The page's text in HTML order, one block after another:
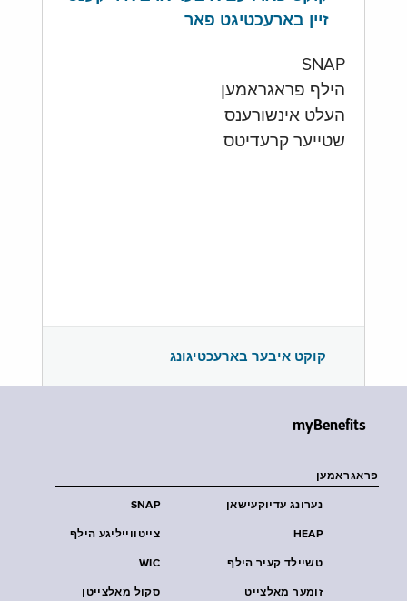
זיין בארעכטיגט פאר
SNAP
הילף פראגראמען
העלט אינשורענס
שטייער קרעדיטס
קוקט איבער בארעכטיגונג
myBenefits
פראגראמען
SNAP נערונג עדיוקעישאן
צייטווייליגע הילף HEAP
WIC טשיילד קעיר הילף
סקול מאלצייטן
זומער מאלצייט